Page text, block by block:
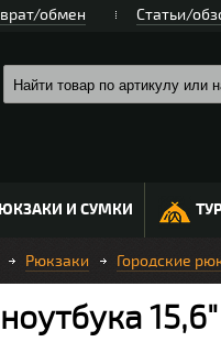
обмен Статьи/
И СУМКИ
Рюкзаки Городские